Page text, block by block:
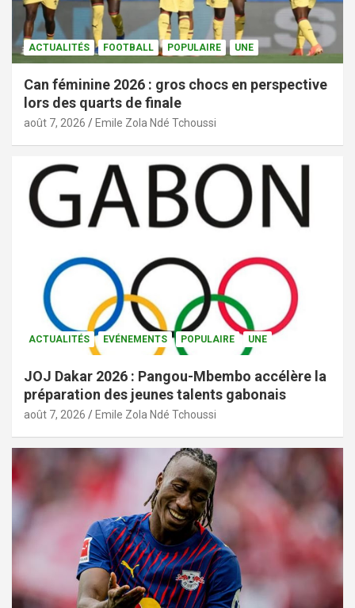
ACTUALITÉS FOOTBALL POPULAIRE UNE
Can féminine 2026 : gros chocs en perspective
lors des quarts de finale
août 7, 2026 Emile Zola Ndé Tchoussi
ACTUALITÉS EVÉNEMENTS POPULAIRE UNE
JOJ Dakar 2026 : Pangou-Mbembo accélère la
préparation des jeunes talents gabonais
août 7, 2026 Emile Zola Ndé Tchoussi